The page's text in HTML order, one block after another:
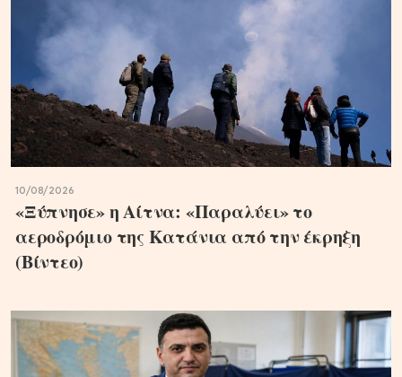
10/08/2026
«Ξύπνησε» η Αίτνα: «Παραλύει» το
αεροδρόμιο της Κατάνια από την έκρηξη
(Βίντεο)